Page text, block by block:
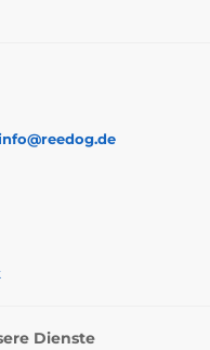
Dienste